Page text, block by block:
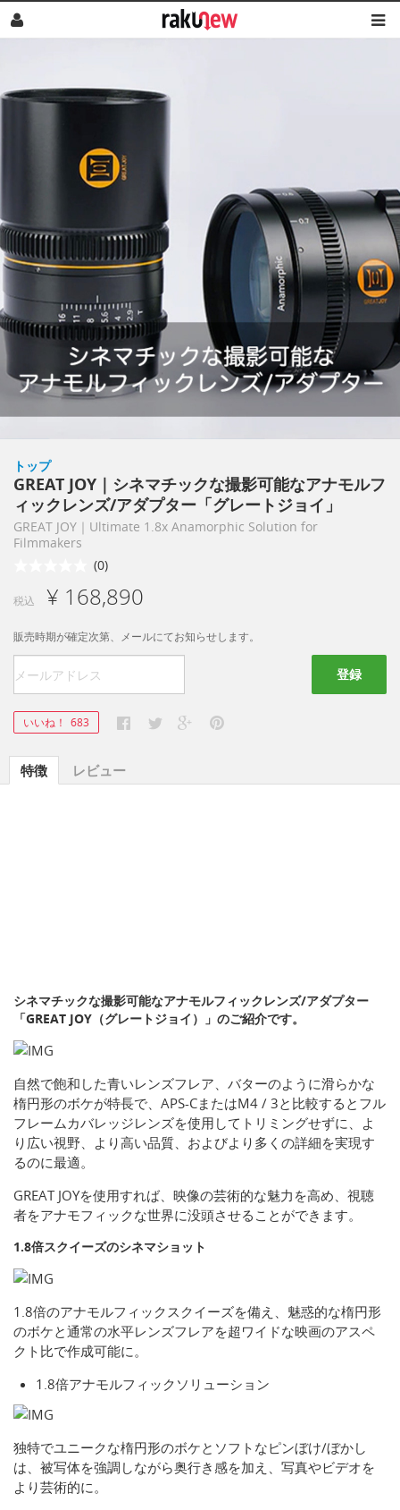
トップ
GREAT JOY｜シネマチックな撮影可能なアナモルフ
ィックレンズ/アダプター「グレートジョイ」
GREAT JOY｜Ultimate 1.8x Anamorphic Solution for
Filmmakers
(0)
税込 ¥ 168,890
販売時期が確定次第、メールにてお知らせします。
登録
いいね！ 683
特徴 レビュー
シネマチックな撮影可能なアナモルフィックレンズ/アダプター
「GREAT JOY（グレートジョイ）」のご紹介です。
自然で飽和した青いレンズフレア、バターのように滑らかな
楕円形のボケが特長で、APS-CまたはM4 / 3と比較するとフル
フレームカバレッジレンズを使用してトリミングせずに、よ
り広い視野、より高い品質、およびより多くの詳細を実現す
るのに最適。
GREAT JOYを使用すれば、映像の芸術的な魅力を高め、視聴
者をアナモフィックな世界に没頭させることができます。
1.8倍スクイーズのシネマショット
1.8倍のアナモルフィックスクイーズを備え、魅惑的な楕円形
のボケと通常の水平レンズフレアを超ワイドな映画のアスペ
クト比で作成可能に。
1.8倍アナモルフィックソリューション
独特でユニークな楕円形のボケとソフトなピンぼけ/ぼかし
は、被写体を強調しながら奥行き感を加え、写真やビデオを
より芸術的に。